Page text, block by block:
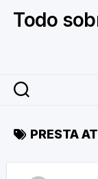
Todo
PRESTA